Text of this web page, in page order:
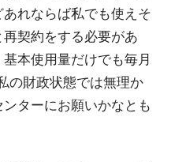
れならば私でも使えそ
契約をする必要があ
本使用量だけでも毎月
の財政状態では無理か
ターにお願いかなとも